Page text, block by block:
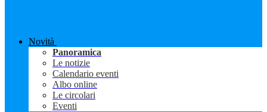
Novità
Panoramica
Le notizie
Calendario eventi
Albo online
Le circolari
Eventi